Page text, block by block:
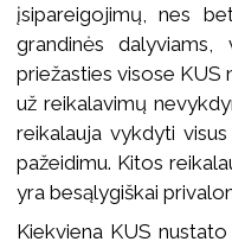
įsipareigojimų, nes
grandinės
priežasties visose
už reikalavimų
reikalauja vykdyti
pažeidimu. Kitos
yra besąlygiškai
Kiekviena KUS